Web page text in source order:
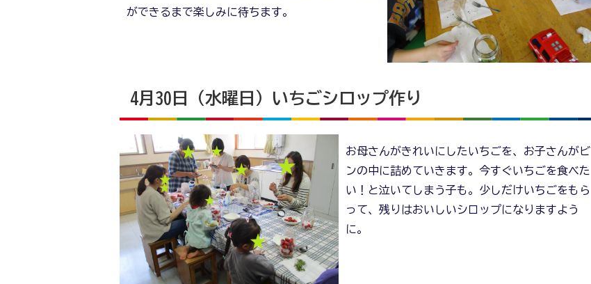
ができるまで楽しみに待ちます。
4月30日（水曜日）いちごシロップ作り
お母さんがきれいにしたいちごを、お子さんがビ
ンの中に詰めていきます。今すぐいちごを食べた
い！と泣いてしまう子も。少しだけいちごをもら
って、残りはおいしいシロップになりますよう
に。